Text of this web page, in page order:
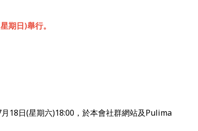
期日)舉行。
18日(星期六)18:00，於本會社群網站及Pulima